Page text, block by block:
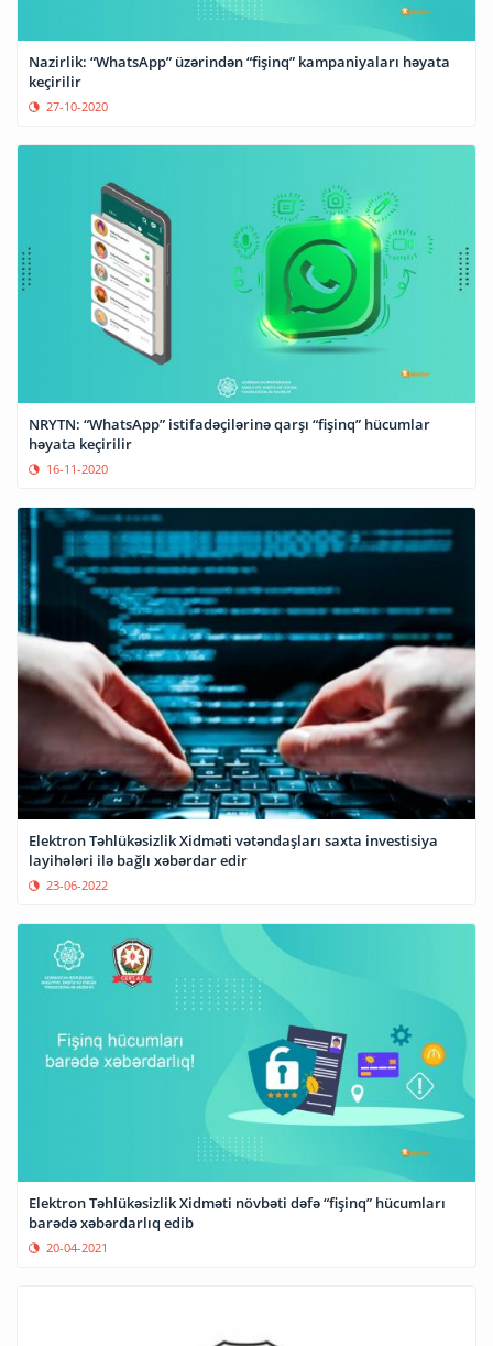
Nazirlik: “WhatsApp” üzərindən “fişinq” kampaniyaları həyata
keçirilir
27-10-2020
NRYTN: “WhatsApp” istifadəçilərinə qarşı “fişinq” hücumlar
həyata keçirilir
16-11-2020
Elektron Təhlükəsizlik Xidməti vətəndaşları saxta investisiya
layihələri ilə bağlı xəbərdar edir
23-06-2022
Elektron Təhlükəsizlik Xidməti növbəti dəfə “fişinq” hücumları
barədə xəbərdarlıq edib
20-04-2021